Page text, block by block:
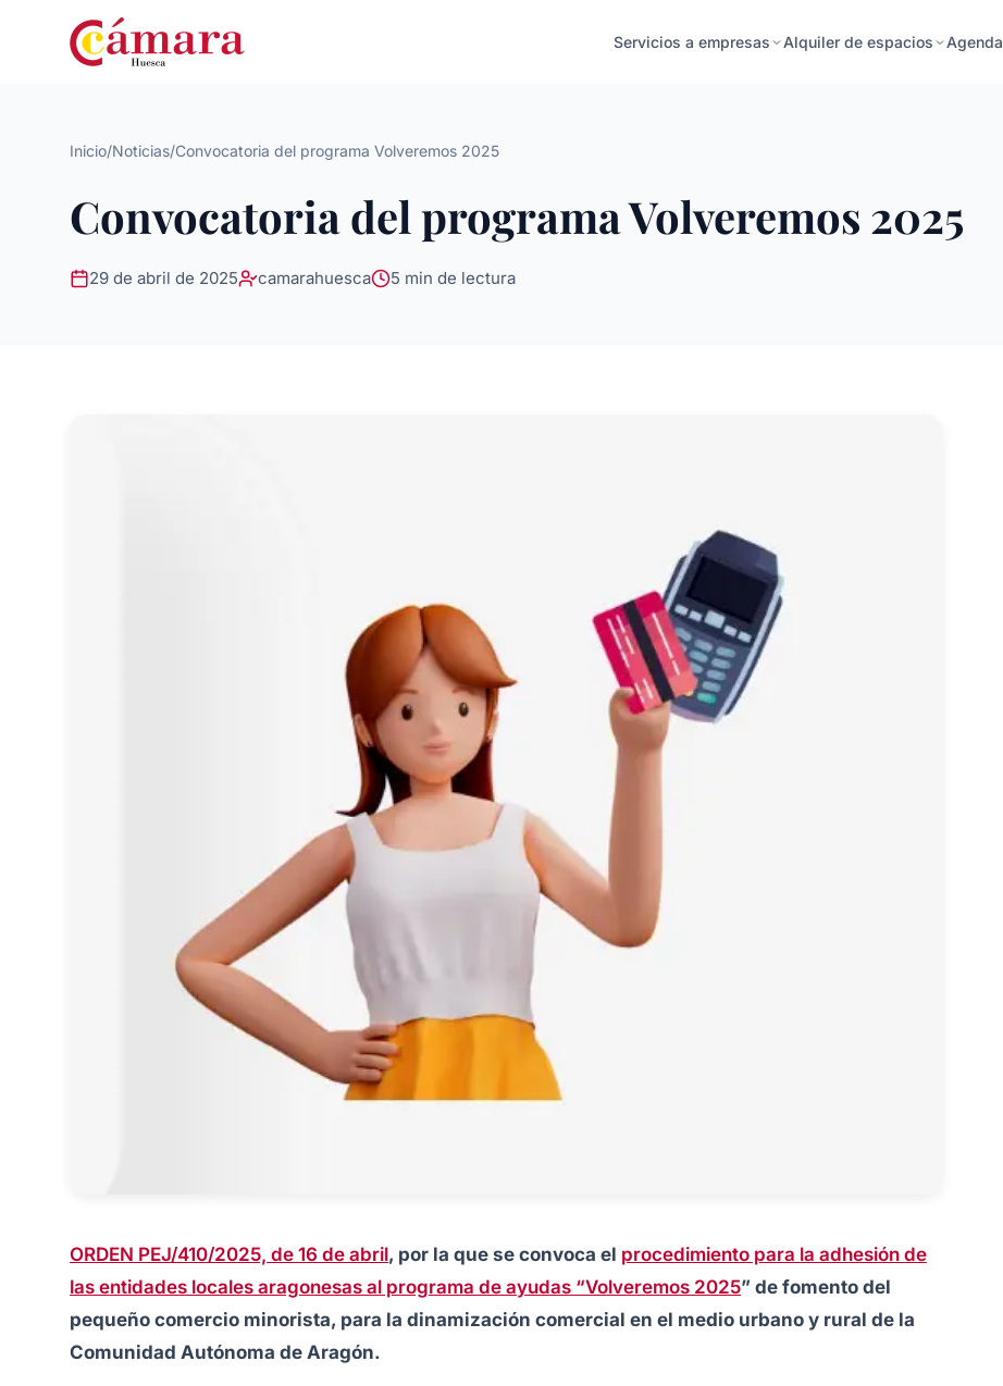
Servicios a empresas Alquiler de espacios Agenda
Inicio/Noticias/Convocatoria del programa Volveremos 2025
Convocatoria del programa Volveremos 2025
29 de abril de 2025 camarahuesca 5 min de lectura
ORDEN PEJ/410/2025, de 16 de abril, por la que se convoca el procedimiento para la adhesión de
las entidades locales aragonesas al programa de ayudas “Volveremos 2025” de fomento del
pequeño comercio minorista, para la dinamización comercial en el medio urbano y rural de la
Comunidad Autónoma de Aragón.